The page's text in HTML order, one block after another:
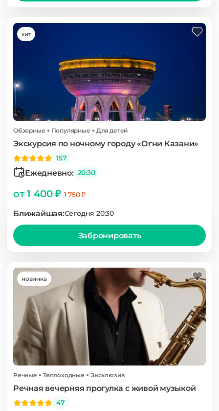
хит
Обзорные Популярные Для детей
Экскурсия по ночному городу «Огни Казани»
157
Ежедневно: 20:30
от 1 400 ₽1 750 ₽
Ближайшая:Сегодня 20:30
Забронировать
новинка
Речные Теплоходные Эксклюзив
Речная вечерняя прогулка с живой музыкой
47